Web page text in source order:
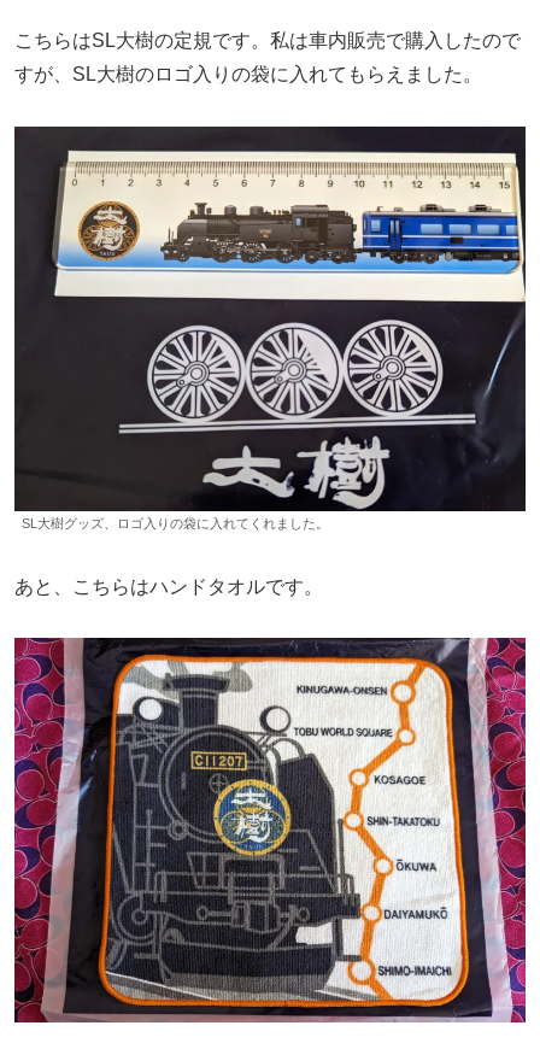
こちらはSL大樹の定規です。私は車内販売で購入したので
すが、SL大樹のロゴ入りの袋に入れてもらえました。
SL大樹グッズ、ロゴ入りの袋に入れてくれました。
あと、こちらはハンドタオルです。